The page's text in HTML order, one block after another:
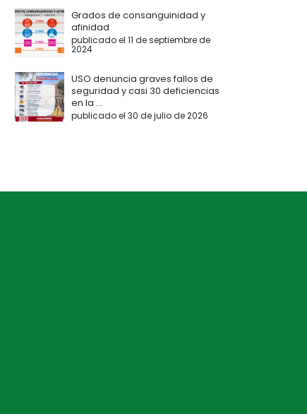
Grados de consanguinidad y
afinidad
publicado el 11 de septiembre de
2024
USO denuncia graves fallos de
seguridad y casi 30 deficiencias
en la ...
publicado el 30 de julio de 2026